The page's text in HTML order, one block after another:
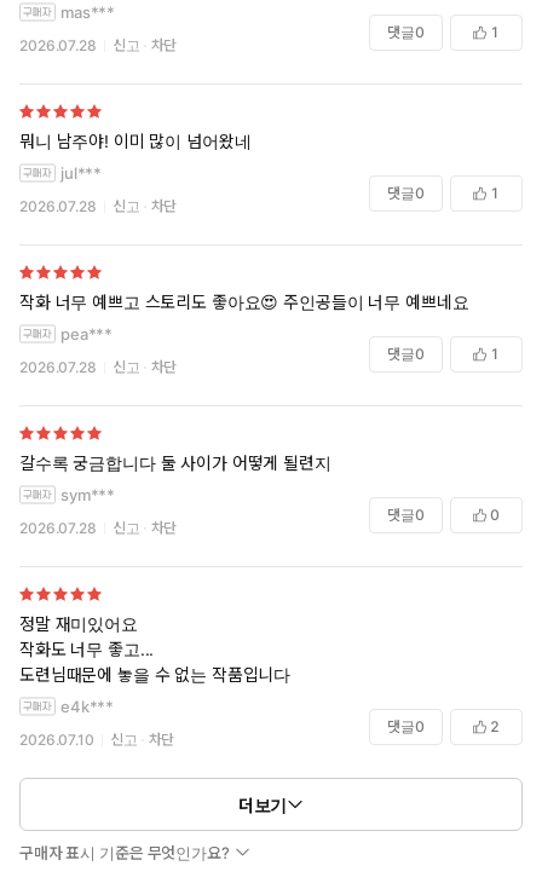
mas***
2026.07.28 신고 차단
댓글0 1
뭐니 남주야! 이미 많이 넘어왔네
jul***
2026.07.28 신고 차단
댓글0 1
작화 너무 예쁘고 스토리도 좋아요😍 주인공들이 너무 예쁘네요
pea***
2026.07.28 신고 차단
댓글0 1
갈수록 궁금합니다 둘 사이가 어떻게 될련지
sym***
2026.07.28 신고 차단
댓글0 0
정말 재미있어요
작화도 너무 좋고...
도련님때문에 놓을 수 없는 작품입니다
e4k***
2026.07.10 신고 차단
댓글0 2
더보기
구매자 표시 기준은 무엇인가요?